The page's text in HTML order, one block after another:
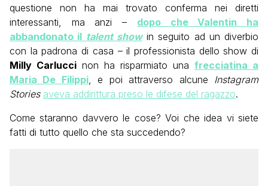
questione non ha mai trovato conferma nei diretti
interessanti, ma anzi – dopo che Valentin ha
abbandonato il talent showin seguito ad un diverbio
con la padrona di casa – il professionista dello show di
Milly Carlucci non ha risparmiato una frecciatina a
Maria De Filippi, e poi attraverso alcune Instagram
Stories aveva addirittura preso le difese del ragazzo.
Come staranno davvero le cose? Voi che idea vi siete
fatti di tutto quello che sta succedendo?